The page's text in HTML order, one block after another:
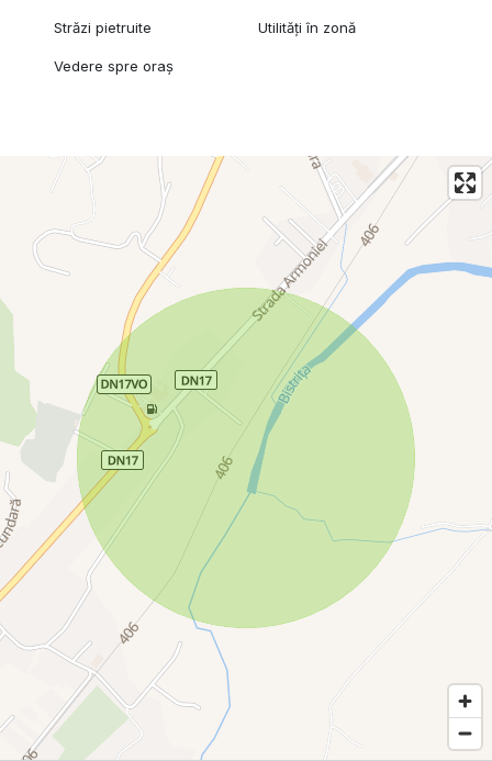
Străzi pietruite Utilități în zonă
Vedere spre oraș